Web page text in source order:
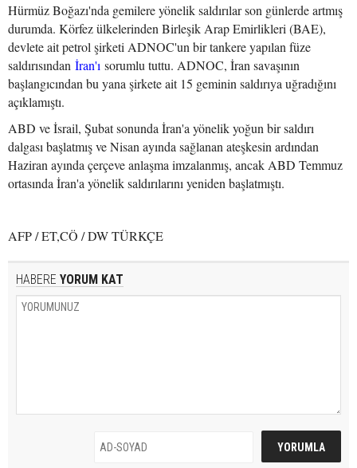
Hürmüz Boğazı'nda gemilere yönelik saldırılar son günlerde artmış
durumda. Körfez ülkelerinden Birleşik Arap Emirlikleri (BAE),
devlete ait petrol şirketi ADNOC'un bir tankere yapılan füze
saldırısından İran'ı sorumlu tuttu. ADNOC, İran savaşının
başlangıcından bu yana şirkete ait 15 geminin saldırıya uğradığını
açıklamıştı.
ABD ve İsrail, Şubat sonunda İran'a yönelik yoğun bir saldırı
dalgası başlatmış ve Nisan ayında sağlanan ateşkesin ardından
Haziran ayında çerçeve anlaşma imzalanmış, ancak ABD Temmuz
ortasında İran'a yönelik saldırılarını yeniden başlatmıştı.
AFP / ET,CÖ / DW TÜRKÇE
HABERE YORUM KAT